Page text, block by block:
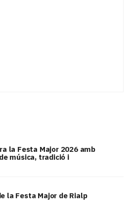
la Festa Major 2026 amb
música, tradició i
la Festa Major de Rialp